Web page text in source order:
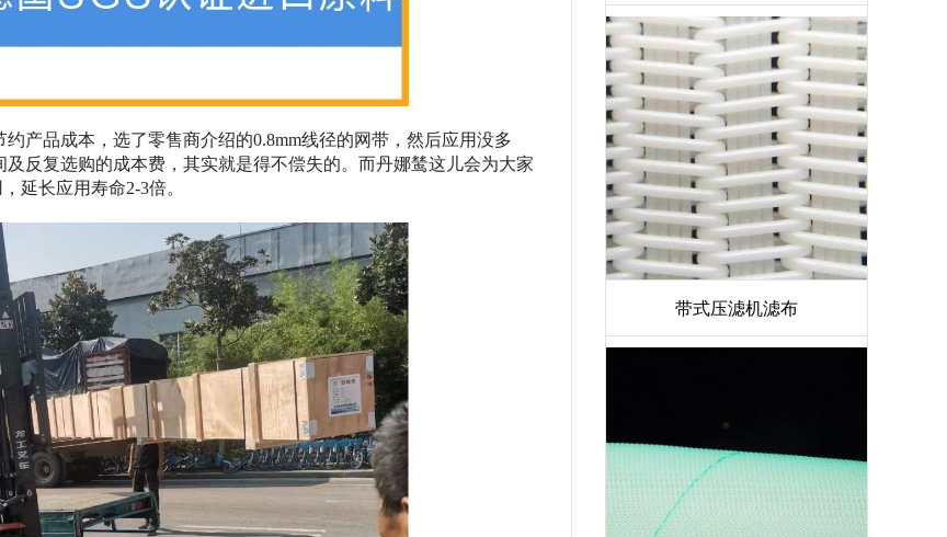
产品成本，选了零售商介绍的0.8mm线径的网带，然后应用没多
反复选购的成本费，其实就是得不偿失的。而丹娜鸶这儿会为大家
延长应用寿命2-3倍。
带式压滤机滤布